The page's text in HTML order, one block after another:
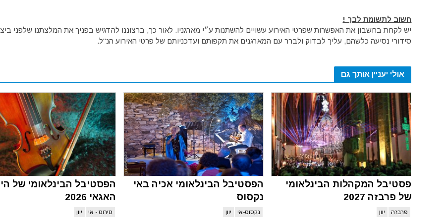
חשוב לתשומת לבך !
יש לקחת בחשבון את האפשרות שפרטי האירוע עשויים להשתנות ע״י מארגניו. לאור כך, ברצוננו להדגיש בפניך את המלצתנו שלפני
סידורי נסיעה כלשהם, עליך לבדוק ולברר עם המארגנים את תקפותם ועדכניותם של פרטי האירוע הנ"ל.
אולי יעניין אותך גם
פסטיבל המקהלות הבינלאומי
של פרבזה 2027
פרבזה יוון
הפסטיבל הבינלאומי אכיה באי
נקסוס
נקסוס-אי יוון
הפסטיבל הבינלאומי של
האגאי 2026
סירוס - אי יוון